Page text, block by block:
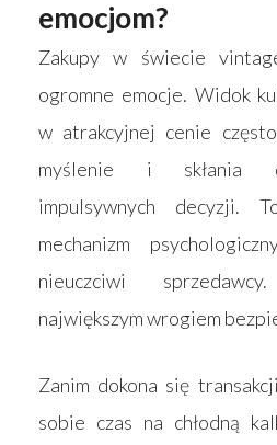
emocjom?
Zakupy w świecie
ogromne emocje. Widok
w atrakcyjnej cenie
myślenie i skłania
impulsywnych decyzji.
mechanizm
nieuczciwi
największym wrogiem
Zanim dokona się
sobie czas na chłodną